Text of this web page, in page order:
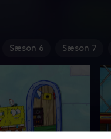
Sæson 6 Sæson 7